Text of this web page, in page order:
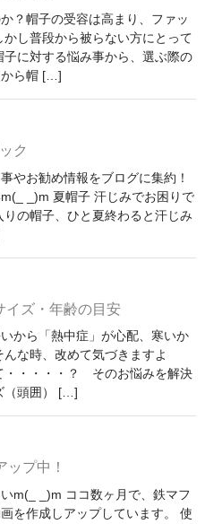
？帽子の受容は高まり、ファッ
し普段から被らない方にとって
に対する悩み事から、選ぶ際の
から帽 […]
ク
やお勧め情報をブログに集約！
_)m 夏帽子 汗じみでお困りで
の帽子、ひと夏終わると汗じみ
イズ・年齢の目安
から「熱中症」が心配、寒いか
な時、改めて気づきますよ
・・・・・？ そのお悩みを解決
（頭囲） […]
ップ中！
m(_ _)m ココ数ヶ月で、鉄マフ
を作成しアップしています。 使